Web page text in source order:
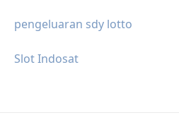
pengeluaran sdy lotto
Slot Indosat